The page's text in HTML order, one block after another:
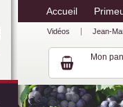
Accueil
Vidéos Jean-
Mon